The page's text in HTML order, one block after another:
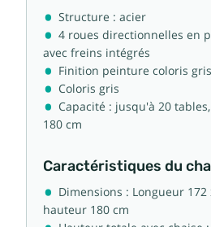
Structure : acier
4 roues directionnelles en
avec freins intégrés
Finition peinture coloris gris
Coloris gris
Capacité : jusqu'à 20
180 cm
Caractéristiques du
Dimensions : Longueur
hauteur 180 cm